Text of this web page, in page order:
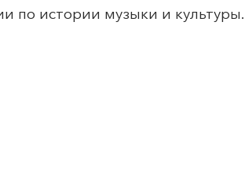
по истории музыки и культуры.